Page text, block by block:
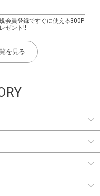
会員登録ですぐに使える300P
ゼント!!
を見る